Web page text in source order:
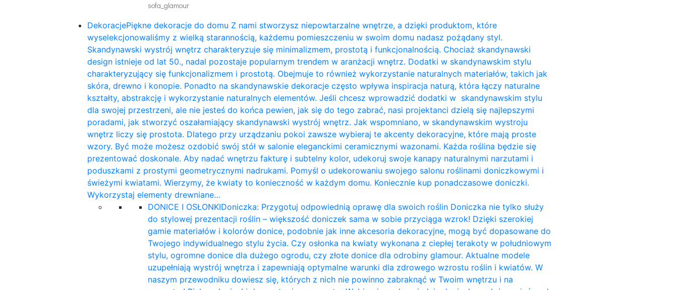
sofa_glamour
DekoracjePiękne dekoracje do domu Z nami stworzysz niepowtarzalne wnętrze, a dzięki produktom, które
wyselekcjonowaliśmy z wielką starannością, każdemu pomieszczeniu w swoim domu nadasz pożądany styl.
Skandynawski wystrój wnętrz charakteryzuje się minimalizmem, prostotą i funkcjonalnością. Chociaż skandynawski
design istnieje od lat 50., nadal pozostaje popularnym trendem w aranżacji wnętrz. Dodatki w skandynawskim stylu
charakteryzujący się funkcjonalizmem i prostotą. Obejmuje to również wykorzystanie naturalnych materiałów, takich jak
skóra, drewno i konopie. Ponadto na skandynawskie dekoracje często wpływa inspiracja naturą, która łączy naturalne
kształty, abstrakcję i wykorzystanie naturalnych elementów. Jeśli chcesz wprowadzić dodatki w skandynawskim stylu
dla swojej przestrzeni, ale nie jesteś do końca pewien, jak się do tego zabrać, nasi projektanci dzielą się najlepszymi
poradami, jak stworzyć oszałamiający skandynawski wystrój wnętrz. Jak wspomniano, w skandynawskim wystroju
wnętrz liczy się prostota. Dlatego przy urządzaniu pokoi zawsze wybieraj te akcenty dekoracyjne, które mają proste
wzory. Być może możesz ozdobić swój stół w salonie eleganckimi ceramicznymi wazonami. Każda roślina będzie się
prezentować doskonale. Aby nadać wnętrzu fakturę i subtelny kolor, udekoruj swoje kanapy naturalnymi narzutami i
poduszkami z prostymi geometrycznymi nadrukami. Pomyśl o udekorowaniu swojego salonu roślinami doniczkowymi i
świeżymi kwiatami. Wierzymy, że kwiaty to konieczność w każdym domu. Koniecznie kup ponadczasowe doniczki.
Wykorzystaj elementy drewniane…
DONICE I OSŁONKIDoniczka: Przygotuj odpowiednią oprawę dla swoich roślin Doniczka nie tylko służy
do stylowej prezentacji roślin – większość doniczek sama w sobie przyciąga wzrok! Dzięki szerokiej
gamie materiałów i kolorów donice, podobnie jak inne akcesoria dekoracyjne, mogą być dopasowane do
Twojego indywidualnego stylu życia. Czy osłonka na kwiaty wykonana z ciepłej terakoty w południowym
stylu, ogromne donice dla dużego ogrodu, czy złote donice dla odrobiny glamour. Aktualne modele
uzupełniają wystrój wnętrza i zapewniają optymalne warunki dla zdrowego wzrostu roślin i kwiatów. W
naszym przewodniku dowiesz się, których z nich nie powinno zabraknąć w Twoim wnętrzu i na